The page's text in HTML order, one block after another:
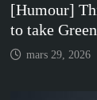
[Humour]
to take
mars 29, 2026